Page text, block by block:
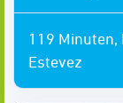
119 Minuten,
Estevez